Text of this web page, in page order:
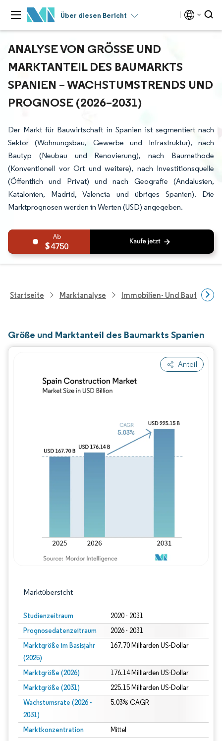
Über diesen Bericht
ANALYSE VON GRÖSSE UND M
ARKTANTEIL DES BAUMARKTS S
PANIEN – WACHSTUMSTRENDS UND P
ROGNOSE (2026–2031)
Der Markt für Bauwirtschaft in Spanien ist segmentiert nach
Sektor (Wohnungsbau, Gewerbe und Infrastruktur), nach
Bautyp (Neubau und Renovierung), nach Baumethode
(Konventionell vor Ort und weitere), nach Investitionsquelle
(Öffentlich und Privat) und nach Geografie (Andalusien,
Katalonien, Madrid, Valencia und übriges Spanien). Die
Marktprognosen werden in Werten (USD) angegeben.
4750
Startseite Marktanalyse Immobilien- Und
Größe und Marktanteil des Baumarkts Spanien
Anteil
Marktübersicht
Studienzeitraum 2020 - 2031
Prognosedatenzeitraum 2026 - 2031
Marktgröße im Basisjahr
(2025)
167.70 Milliarden US-Dollar
Marktgröße (2026) 176.14 Milliarden US-Dollar
Marktgröße (2031) 225.15 Milliarden US-Dollar
Wachstumsrate (2026 -
2031)
5.03% CAGR
Marktkonzentration Mittel